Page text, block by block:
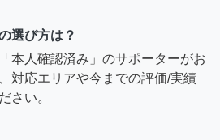
選び方は？
本人確認済み」のサポーターがお
対応エリアや今までの評価/実績
さい。